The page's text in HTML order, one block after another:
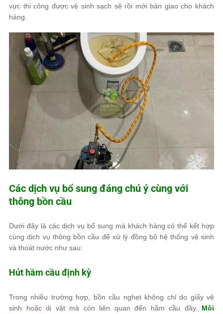
vực thi công được vệ sinh sạch sẽ rồi mới bàn giao cho khách
hàng.
Các dịch vụ bổ sung đáng chú ý cùng với
thông bồn cầu
Dưới đây là các dịch vụ bổ sung mà khách hàng có thể kết hợp
cùng dịch vụ thông bồn cầu để xử lý đồng bộ hệ thống vệ sinh
và thoát nước như sau:
Hút hầm cầu định kỳ
Trong nhiều trường hợp, bồn cầu nghẹt không chỉ do giấy vệ
sinh hoặc dị vật mà còn liên quan đến hầm cầu đầy. Môi